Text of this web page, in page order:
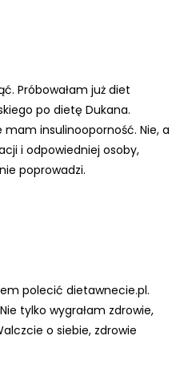
Próbowałam już diet
po dietę Dukana.
mam insulinooporność. Nie, a
i odpowiedniej osoby,
poprowadzi.
polecić dietawnecie.pl.
tylko wygrałam zdrowie,
o siebie, zdrowie